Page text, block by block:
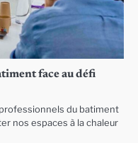
face au défi
du batiment
nos espaces à la chaleur